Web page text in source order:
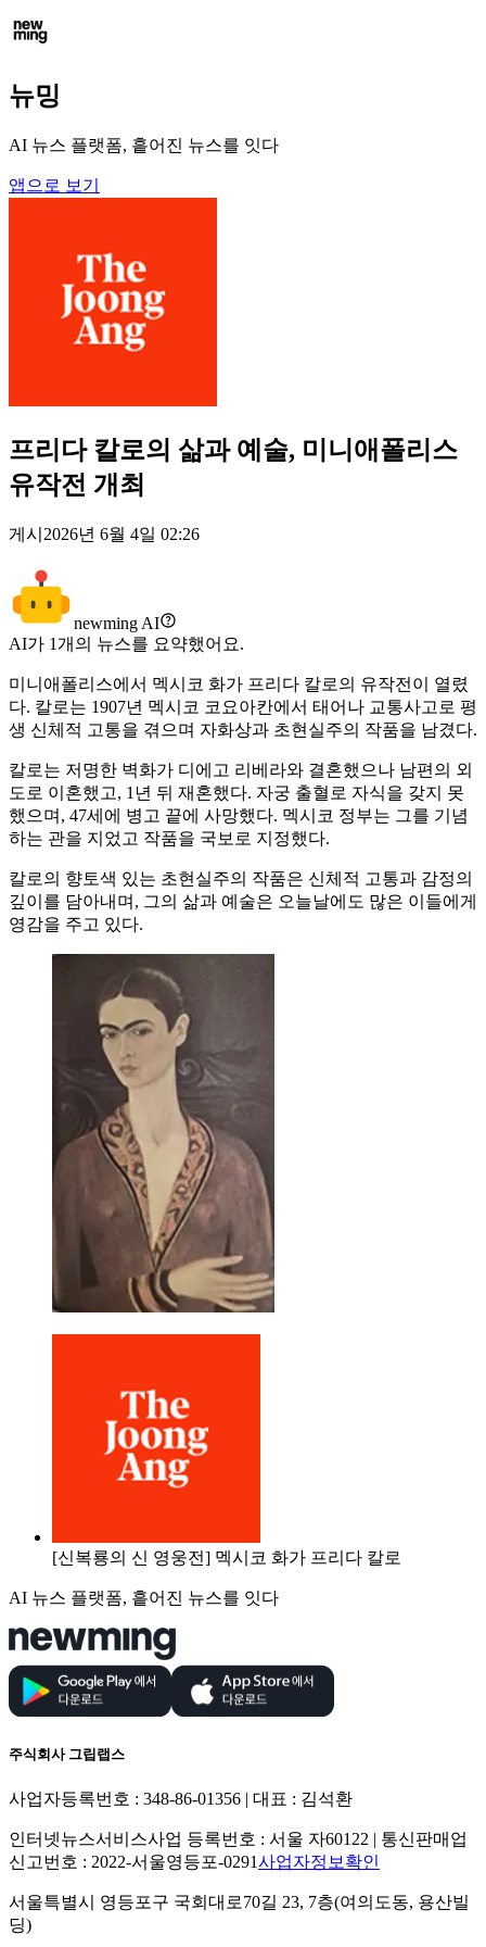
뉴밍
AI 뉴스 플랫폼, 흩어진 뉴스를 잇다
앱으로 보기
프리다 칼로의 삶과 예술, 미니애폴리스
유작전 개최
게시 2026년 6월 4일 02:26
newming AI
AI가 1개의 뉴스를 요약했어요.
미니애폴리스에서 멕시코 화가 프리다 칼로의 유작전이 열렸
다. 칼로는 1907년 멕시코 코요아칸에서 태어나 교통사고로 평
생 신체적 고통을 겪으며 자화상과 초현실주의 작품을 남겼다.
칼로는 저명한 벽화가 디에고 리베라와 결혼했으나 남편의 외
도로 이혼했고, 1년 뒤 재혼했다. 자궁 출혈로 자식을 갖지 못
했으며, 47세에 병고 끝에 사망했다. 멕시코 정부는 그를 기념
하는 관을 지었고 작품을 국보로 지정했다.
칼로의 향토색 있는 초현실주의 작품은 신체적 고통과 감정의
깊이를 담아내며, 그의 삶과 예술은 오늘날에도 많은 이들에게
영감을 주고 있다.
[신복룡의 신 영웅전] 멕시코 화가 프리다 칼로
AI 뉴스 플랫폼, 흩어진 뉴스를 잇다
주식회사 그립랩스
사업자등록번호 : 348-86-01356 | 대표 : 김석환
인터넷뉴스서비스사업 등록번호 : 서울 자60122 | 통신판매업
신고번호 : 2022-서울영등포-0291사업자정보확인
서울특별시 영등포구 국회대로70길 23, 7층(여의도동, 용산빌
딩)